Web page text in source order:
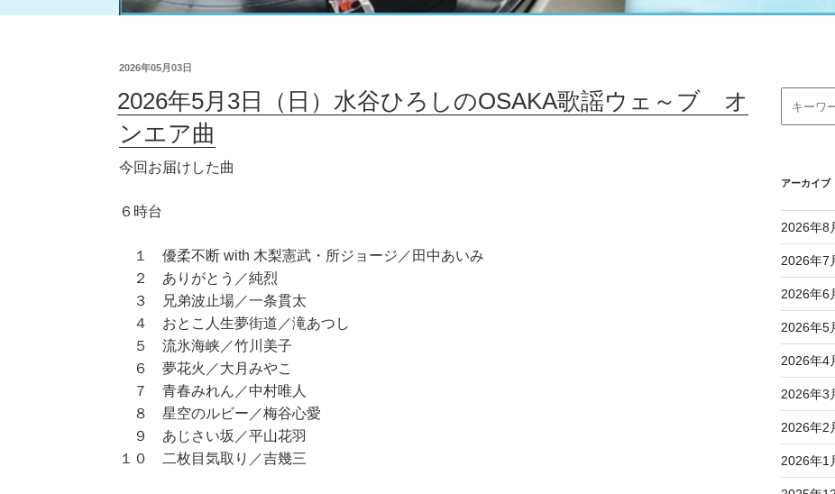
2026年05月03日
2026年5月3日（日）水谷ひろしのOSAKA歌謡ウェ～ブ オ
ンエア曲
今回お届けした曲
６時台
１ 優柔不断 with 木梨憲武・所ジョージ／田中あいみ
２ ありがとう／純烈
３ 兄弟波止場／一条貫太
４ おとこ人生夢街道／滝あつし
５ 流氷海峡／竹川美子
６ 夢花火／大月みやこ
７ 青春みれん／中村唯人
８ 星空のルビー／梅谷心愛
９ あじさい坂／平山花羽
１０ 二枚目気取り／吉幾三
アーカイブ
2026年8
2026年7
2026年6
2026年5
2026年4
2026年3
2026年2
2026年1